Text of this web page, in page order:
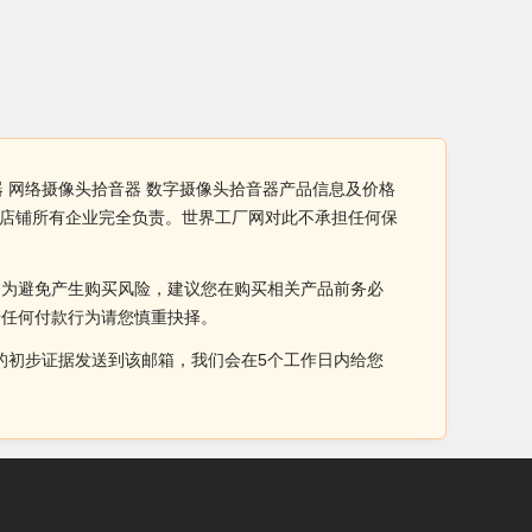
络摄像头拾音器 数字摄像头拾音器产品信息及价格
铺所有企业完全负责。世界工厂网对此不承担任何保
避免产生购买风险，建议您在购买相关产品前务必
何付款行为请您慎重抉择。
步证据发送到该邮箱，我们会在5个工作日内给您